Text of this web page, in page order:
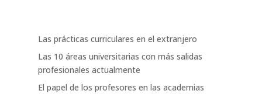
Las prácticas curriculares en el extranjero
Las 10 áreas universitarias con más salidas
profesionales actualmente
El papel de los profesores en las academias